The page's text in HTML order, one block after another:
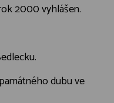
2000 vyhlášen.
dubu ve